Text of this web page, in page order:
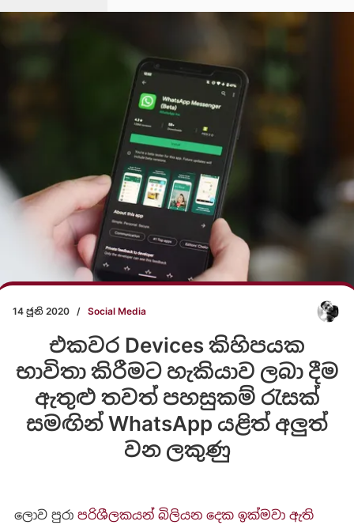
14 ජූනි 2020 / Social Media
එකවර Devices කිහිපයක
භාවිතා කිරීමට හැකියාව ලබා දීම
ඇතුළු තවත් පහසුකම් රැසක්
සමඟින් WhatsApp යළිත් අලුත්
වන ලකුණු
ලොව පුරා පරිශීලකයන් බිලියන දෙක ඉක්මවා ඇති